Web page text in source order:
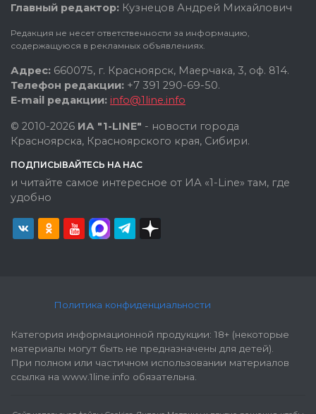
Главный редактор: Кузнецов Андрей Михайлович
Редакция не несет ответственности за информацию,
содержащуюся в рекламных объявлениях.
Адрес: 660075, г. Красноярск, Маерчака, 3, оф. 814.
Телефон редакции: +7 391 290-69-50.
E-mail редакции: info@1line.info
© 2010-2026 ИА "1-LINE" - новости города
Красноярска, Красноярского края, Сибири.
ПОДПИСЫВАЙТЕСЬ НА НАС
и читайте самое интересное от ИА «1-Line» там, где
удобно
Политика конфиденциальности
Категория информационной продукции: 18+ (некоторые
материалы могут быть не предназначены для детей).
При полном или частичном использовании материалов
ссылка на www.1line.info обязательна.